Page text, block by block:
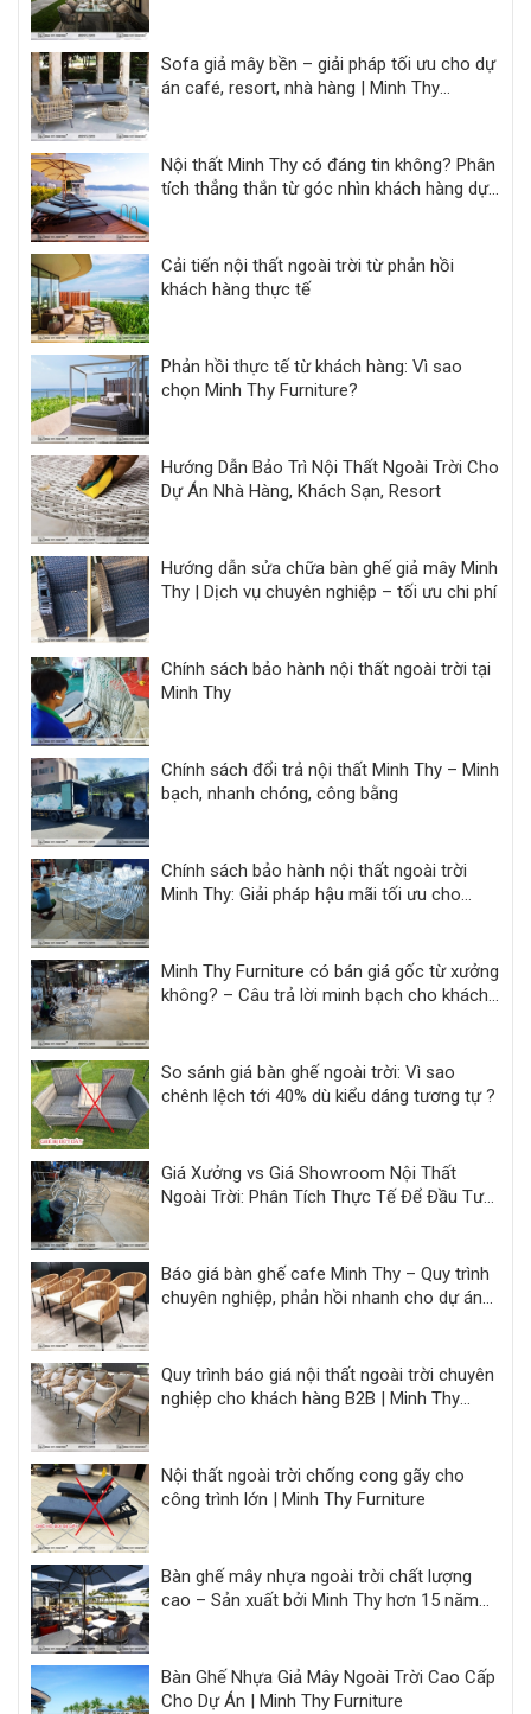
Sofa giả mây bền – giải pháp tối ưu cho dự
án café, resort, nhà hàng | Minh Thy
Nội thất Minh Thy có đáng tin không? Phân
tích thẳng thắn từ góc nhìn khách hàng dự
Cải tiến nội thất ngoài trời từ phản hồi
khách hàng thực tế
Phản hồi thực tế từ khách hàng: Vì sao
chọn Minh Thy Furniture?
Hướng Dẫn Bảo Trì Nội Thất Ngoài Trời Cho
Dự Án Nhà Hàng, Khách Sạn, Resort
Hướng dẫn sửa chữa bàn ghế giả mây Minh
Thy | Dịch vụ chuyên nghiệp – tối ưu chi phí
Chính sách bảo hành nội thất ngoài trời tại
Minh Thy
Chính sách đổi trả nội thất Minh Thy – Minh
bạch, nhanh chóng, công bằng
Chính sách bảo hành nội thất ngoài trời
Minh Thy: Giải pháp hậu mãi tối ưu cho
Minh Thy Furniture có bán giá gốc từ xưởng
không? – Câu trả lời minh bạch cho khách
So sánh giá bàn ghế ngoài trời: Vì sao
chênh lệch tới 40% dù kiểu dáng tương tự ?
Giá Xưởng vs Giá Showroom Nội Thất
Ngoài Trời: Phân Tích Thực Tế Để Đầu Tư
Báo giá bàn ghế cafe Minh Thy – Quy trình
chuyên nghiệp, phản hồi nhanh cho dự án
Quy trình báo giá nội thất ngoài trời chuyên
nghiệp cho khách hàng B2B | Minh Thy
Nội thất ngoài trời chống cong gãy cho
công trình lớn | Minh Thy Furniture
Bàn ghế mây nhựa ngoài trời chất lượng
cao – Sản xuất bởi Minh Thy hơn 15 năm
Bàn Ghế Nhựa Giả Mây Ngoài Trời Cao Cấp
Cho Dự Án | Minh Thy Furniture